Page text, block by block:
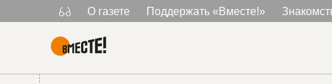
О газете Поддержать «Вместе!»